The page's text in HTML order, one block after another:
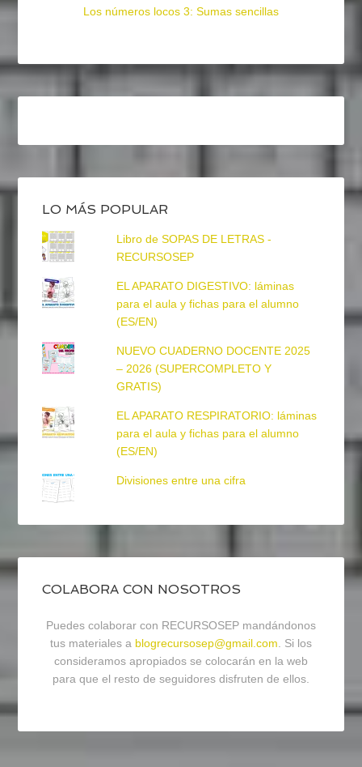
Los números locos 3: Sumas sencillas
LO MÁS POPULAR
Libro de SOPAS DE LETRAS -
RECURSOSEP
EL APARATO DIGESTIVO: láminas
para el aula y fichas para el alumno
(ES/EN)
NUEVO CUADERNO DOCENTE 2025
– 2026 (SUPERCOMPLETO Y
GRATIS)
EL APARATO RESPIRATORIO: láminas
para el aula y fichas para el alumno
(ES/EN)
Divisiones entre una cifra
COLABORA CON NOSOTROS
Puedes colaborar con RECURSOSEP mandándonos
tus materiales a blogrecursosep@gmail.com. Si los
consideramos apropiados se colocarán en la web
para que el resto de seguidores disfruten de ellos.